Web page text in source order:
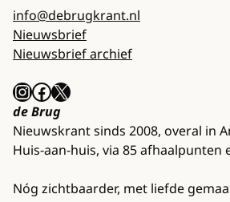
info@debrugkrant.nl
Nieuwsbrief
Nieuwsbrief archief
InstagramFacebook X
de Brug
Nieuwskrant sinds 2008, overal in
Huis-aan-huis, via 85 afhaalpunten
Nóg zichtbaarder, met liefde